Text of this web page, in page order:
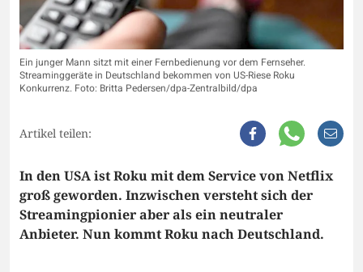
Ein junger Mann sitzt mit einer Fernbedienung vor dem Fernseher.
Streaminggeräte in Deutschland bekommen von US-Riese Roku
Konkurrenz. Foto: Britta Pedersen/dpa-Zentralbild/dpa
Artikel teilen:
In den USA ist Roku mit dem Service von Netflix
groß geworden. Inzwischen versteht sich der
Streamingpionier aber als ein neutraler
Anbieter. Nun kommt Roku nach Deutschland.